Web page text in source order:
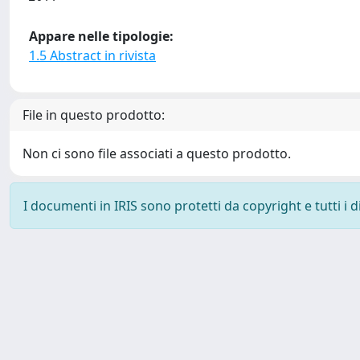
Appare nelle tipologie:
1.5 Abstract in rivista
File in questo prodotto:
Non ci sono file associati a questo prodotto.
I documenti in IRIS sono protetti da copyright e tutti i